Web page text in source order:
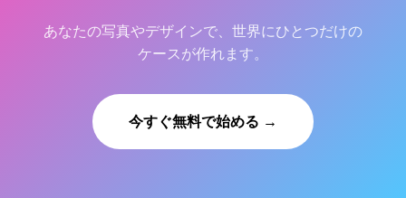
あなたの写真やデザインで、世界にひとつだけの
ケースが作れます。
今すぐ無料で始める →